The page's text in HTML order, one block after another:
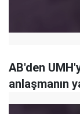
AB'den
anlaşmanın